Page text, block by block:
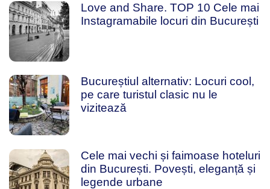
Love and Share. TOP 10 Cele mai
Instagramabile locuri din București
Bucureștiul alternativ: Locuri cool,
pe care turistul clasic nu le
vizitează
Cele mai vechi și faimoase hoteluri
din București. Povești, eleganță și
legende urbane